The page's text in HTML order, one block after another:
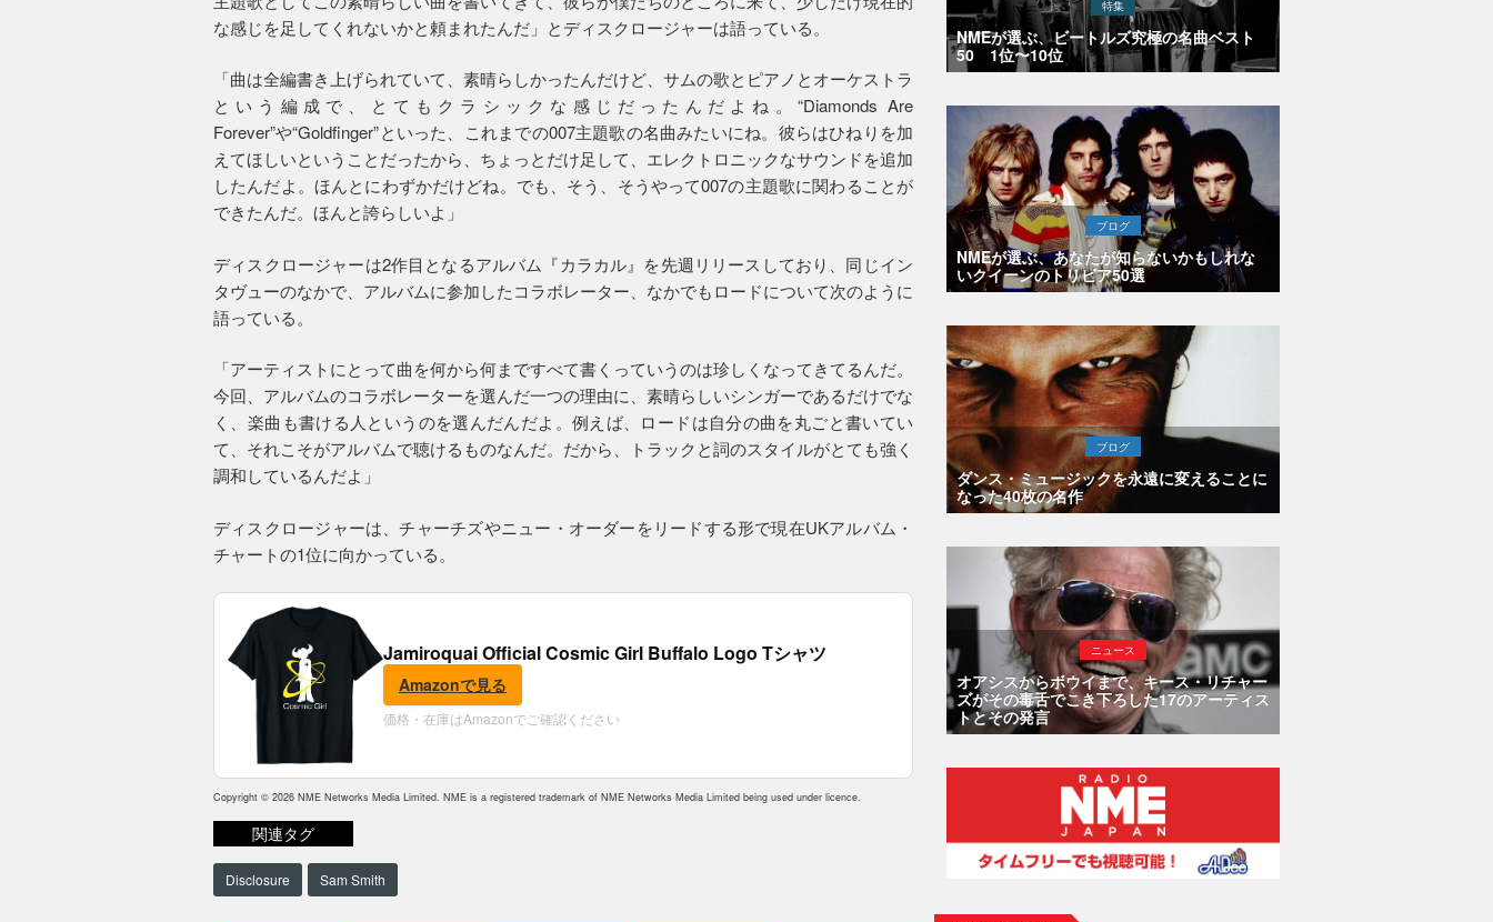
な感じを足してくれないかと頼まれたんだ」とディスクロージャーは語っている。
「曲は全編書き上げられていて、素晴らしかったんだけど、サムの歌とピアノとオーケストラ
という編成で、とてもクラシックな感じだったんだよね。“Diamonds Are
Forever”や“Goldfinger”といった、これまでの007主題歌の名曲みたいにね。彼らはひねりを加
えてほしいということだったから、ちょっとだけ足して、エレクトロニックなサウンドを追加
したんだよ。ほんとにわずかだけどね。でも、そう、そうやって007の主題歌に関わることが
できたんだ。ほんと誇らしいよ」
ディスクロージャーは2作目となるアルバム『カラカル』を先週リリースしており、同じイン
タヴューのなかで、アルバムに参加したコラボレーター、なかでもロードについて次のように
語っている。
「アーティストにとって曲を何から何まですべて書くっていうのは珍しくなってきてるんだ。
今回、アルバムのコラボレーターを選んだ一つの理由に、素晴らしいシンガーであるだけでな
く、楽曲も書ける人というのを選んだんだよ。例えば、ロードは自分の曲を丸ごと書いてい
て、それこそがアルバムで聴けるものなんだ。だから、トラックと詞のスタイルがとても強く
調和しているんだよ」
ディスクロージャーは、チャーチズやニュー・オーダーをリードする形で現在UKアルバム・
チャートの1位に向かっている。
Jamiroquai Official Cosmic Girl Buffalo Logo Tシャツ
Amazonで見る
価格・在庫はAmazonでご確認ください
Copyright © 2026 NME Networks Media Limited. NME is a registered trademark of NME Networks Media Limited being used under licence.
関連タグ
Disclosure Sam Smith
特集
NMEが選ぶ、ビートルズ究極の名曲ベスト
50 1位〜10位
ブログ
NMEが選ぶ、あなたが知らないかもしれな
いクイーンのトリビア50選
ブログ
ダンス・ミュージックを永遠に変えることに
なった40枚の名作
ニュース
オアシスからボウイまで、キース・リチャー
ズがその毒舌でこき下ろした17のアーティス
トとその発言